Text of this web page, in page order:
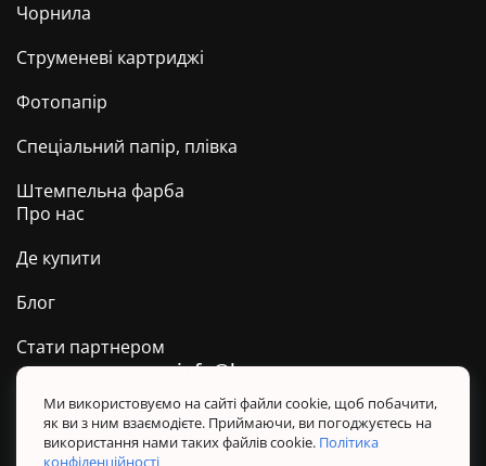
Чорнила
Струменеві картриджі
Фотопапір
Спеціальний папір, плівка
Штемпельна фарба
Про нас
Де купити
Блог
Стати партнером
Техпідтримка ТМ BARVA
Політика конфіденційності
info@barva.ua
Ми використовуємо на сайті файли cookie, щоб побачити,
як ви з ним взаємодієте. Приймаючи, ви погоджуєтесь на
використання нами таких файлів cookie. Політика
конфіденційності